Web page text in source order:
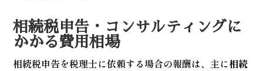
相続税申告・コンサルティングに
かかる費用相場
相続税申告を税理士に依頼する場合の報酬は、主に相続